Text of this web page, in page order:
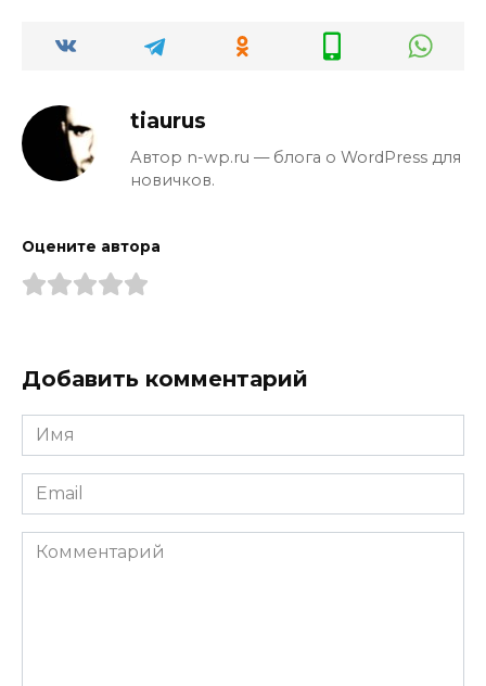
tiaurus
Автор n-wp.ru — блога о WordPress для
новичков.
Оцените автора
Добавить комментарий
Имя
*
Email
*
Комментарий